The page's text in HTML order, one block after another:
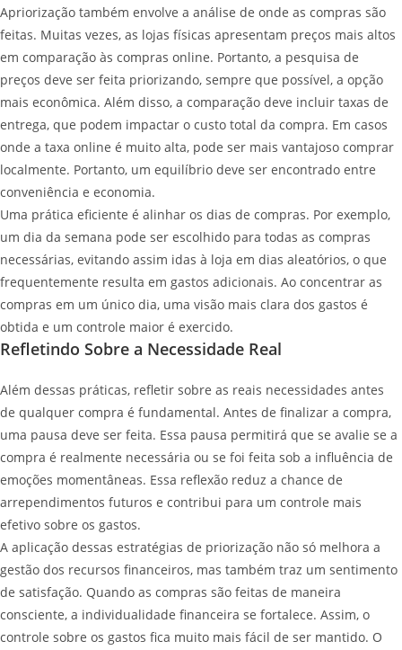
Apriorização também envolve a análise de onde as compras são
feitas. Muitas vezes, as lojas físicas apresentam preços mais altos
em comparação às compras online. Portanto, a pesquisa de
preços deve ser feita priorizando, sempre que possível, a opção
mais econômica. Além disso, a comparação deve incluir taxas de
entrega, que podem impactar o custo total da compra. Em casos
onde a taxa online é muito alta, pode ser mais vantajoso comprar
localmente. Portanto, um equilíbrio deve ser encontrado entre
conveniência e economia.
Uma prática eficiente é alinhar os dias de compras. Por exemplo,
um dia da semana pode ser escolhido para todas as compras
necessárias, evitando assim idas à loja em dias aleatórios, o que
frequentemente resulta em gastos adicionais. Ao concentrar as
compras em um único dia, uma visão mais clara dos gastos é
obtida e um controle maior é exercido.
Refletindo Sobre a Necessidade Real
Além dessas práticas, refletir sobre as reais necessidades antes
de qualquer compra é fundamental. Antes de finalizar a compra,
uma pausa deve ser feita. Essa pausa permitirá que se avalie se a
compra é realmente necessária ou se foi feita sob a influência de
emoções momentâneas. Essa reflexão reduz a chance de
arrependimentos futuros e contribui para um controle mais
efetivo sobre os gastos.
A aplicação dessas estratégias de priorização não só melhora a
gestão dos recursos financeiros, mas também traz um sentimento
de satisfação. Quando as compras são feitas de maneira
consciente, a individualidade financeira se fortalece. Assim, o
controle sobre os gastos fica muito mais fácil de ser mantido. O